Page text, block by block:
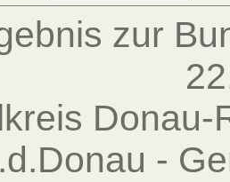
zur
Donau-
-